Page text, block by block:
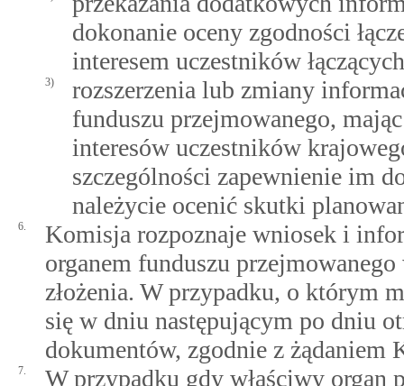
dokonanie oceny zgodności
interesem uczestników
3)
rozszerzenia lub zmiany
funduszu przejmowanego,
interesów uczestników
szczególności zapewnienie im
należycie ocenić skutki
6.
Komisja rozpoznaje wniosek i
organem funduszu
złożenia. W przypadku, o którym
się w dniu następującym po dniu
dokumentów, zgodnie z żądaniem
7. W przypadku gdy właściwy organ